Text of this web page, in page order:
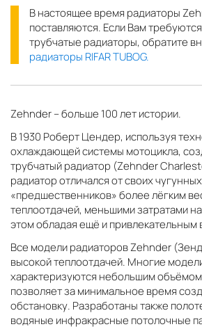
В настоящее время радиаторы
поставляются. Если Вам
трубчатые радиаторы, обратите
радиаторы RIFAR TUBOG.
Zehnder – больше 100 лет истории.
В 1930 Роберт Цендер, используя
охлаждающей системы мотоцикла,
трубчатый радиатор (Zehnder
радиатор отличался от своих чугунных
«предшественников» более лёгким
теплоотдачей, меньшими затратами
этом обладая ещё и
Все модели радиаторов Zehnder
высокой теплоотдачей. Многие
характеризуются небольшим
позволяет за минимальное время
обстановку. Разработаны также
водяные инфракрасные потолочные